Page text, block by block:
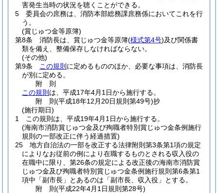
害発生当時の状況を聴くことができる。
5
委員会の庶務は、消防本部総務課庶務係においてこれを行
う。
(賞じゅつ金等原簿)
第8条
消防長は、賞じゅつ金等原簿(様式第4号)及び関係書
類を備え、整備保存しなければならない。
(その他)
第9条
この規則 に定めるもののほか、必要な事項は、消防長
が別に定める。
附 則
この規則 は、平成17年4月1日から施行する。
附 則(平成18年12月20日規則第49号)抄
(施行期日)
1
この規則は、平成19年4月1日から施行する。
(海南市消防賞じゅつ金及び殉職者特別賞じゅつ金条例施行
規則の一部改正に伴う経過措置)
25
地方自治法の一部を改正する法律附則第3条第1項の規定
によりなお従前の例により在職するものとされる収入役の
在職中に限り、第26条の規定による改正後の海南市消防賞
じゅつ金及び殉職者特別賞じゅつ金条例施行規則第6条第1
項中「副市長」とあるのは「副市長、収入役」とする。
附 則(平成22年4月1日規則第28号)